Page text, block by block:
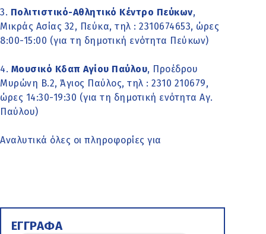
3. Πολιτιστικό-Αθλητικό Κέντρο Πεύκων,
Μικράς Ασίας 32, Πεύκα, τηλ : 2310674653, ώρες
8:00-15:00 (για τη δημοτική ενότητα Πεύκων)
4. Μουσικό Κδαπ Αγίου Παύλου, Προέδρου
Μυρώνη Β.2, Άγιος Παύλος, τηλ : 2310 210679,
ώρες 14:30-19:30 (για τη δημοτική ενότητα Αγ.
Παύλου)
Αναλυτικά όλες οι πληροφορίες για
ΕΓΓΡΑΦΑ